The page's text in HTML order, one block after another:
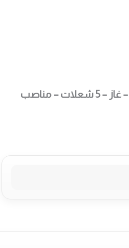
طباخ أوبرا بلت ان – 90 سم – غاز – 5 شعلات – مناصب